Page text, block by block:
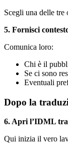
Scegli una delle tre
5. Fornisci
Comunica loro:
Chi è il
Se ci sono
Eventuali
Dopo la
6. Apri l’IDML
Qui inizia il vero